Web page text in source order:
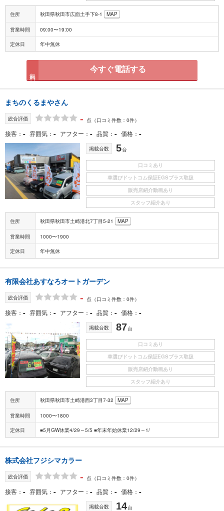
住所 秋田県秋田市広面土手下8-1 MAP
営業時間 09:00〜19:00
定休日 年中無休
今すぐ電話する
まちのくるまやさん
総合評価 - 点 （口コミ件数：0件）
接客 - 雰囲気 - アフター - 品質 - 価格 -
掲載台数 5台
口コミあり
車選びドットコム保証EGSプラス取扱
販売店紹介動画あり
スタッフ紹介あり
住所 秋田県秋田市土崎港北7丁目5-21 MAP
営業時間 1000〜1900
定休日 年中無休
有限会社あすなろオートガーデン
総合評価 - 点 （口コミ件数：0件）
接客 - 雰囲気 - アフター - 品質 - 価格 -
掲載台数 87台
口コミあり
車選びドットコム保証EGSプラス取扱
販売店紹介動画あり
スタッフ紹介あり
住所 秋田県秋田市土崎港西3丁目7-32 MAP
営業時間 1000〜1800
定休日 ■5月GW休業4/29～5/5 ■年末年始休業12/29～1/
株式会社フジシマカラー
総合評価 - 点 （口コミ件数：0件）
接客 - 雰囲気 - アフター - 品質 - 価格 -
掲載台数 14台